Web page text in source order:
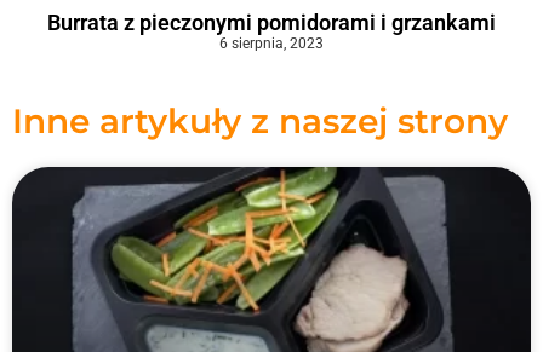
Burrata z pieczonymi pomidorami i grzankami
6 sierpnia, 2023
Inne artykuły z naszej strony